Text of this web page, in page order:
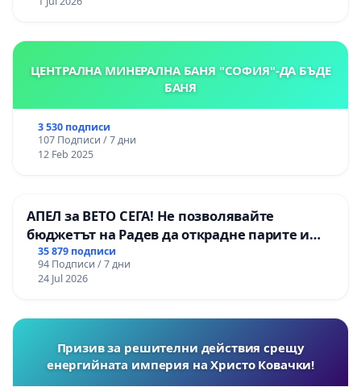
ЦЕНТРАЛНА МИНЕРАЛНА БАНЯ "СОФИЯ"-ДА БЪДЕ
БАНЯ
3 530 подписи
107 Подписи / 7 дни
12 Feb 2025
АПЕЛ за ВЕТО СЕГА! Не позволявайте
бюджетът на Радев да открадне парите и
правата ни в тъмното
35 879 подписи
94 Подписи / 7 дни
24 Jul 2026
Призив за решителни действия срещу
енергийната империя на Христо Ковачки!